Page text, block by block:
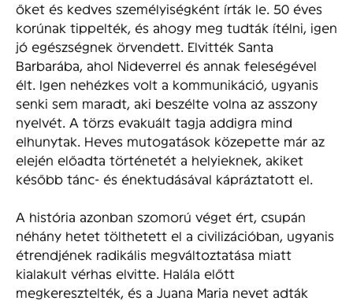
őket és kedves személyiségként írták le. 50 éves
korúnak tippelték, és ahogy meg tudták ítélni, igen
jó egészségnek örvendett. Elvitték Santa
Barbarába, ahol Nideverrel és annak feleségével
élt. Igen nehézkes volt a kommunikáció, ugyanis
senki sem maradt, aki beszélte volna az asszony
nyelvét. A törzs evakuált tagja addigra mind
elhunytak. Heves mutogatások közepette már az
elején előadta történetét a helyieknek, akiket
később tánc- és énektudásával kápráztatott el.
A história azonban szomorú véget ért, csupán
néhány hetet tölthetett el a civilizációban, ugyanis
étrendjének radikális megváltoztatása miatt
kialakult vérhas elvitte. Halála előtt
megkeresztelték, és a Juana Maria nevet adták